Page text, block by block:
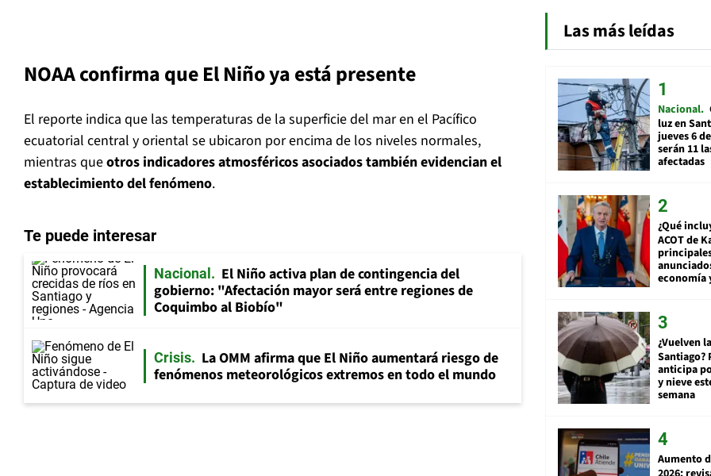
NOAA confirma que El Niño ya está presente
El reporte indica que las temperaturas de la superficie del mar en el Pacífico
ecuatorial central y oriental se ubicaron por encima de los niveles normales,
mientras queotros indicadores atmosféricos asociados también evidencian el
establecimiento del fenómeno.
Te puede interesar
Nacional
El Niño activa plan de contingencia del
gobierno: "Afectación mayor será entre regiones de
Coquimbo al Biobío"
Crisis
La OMM afirma que El Niño aumentará riesgo de
fenómenos meteorológicos extremos en todo el mundo
Las más leídas
Nacional
luz en
jueves 6
serán 11
afectadas
¿Qué
ACOT de
economía
¿Vuelven
Santiago?
anticipa
y nieve
semana
Aumento